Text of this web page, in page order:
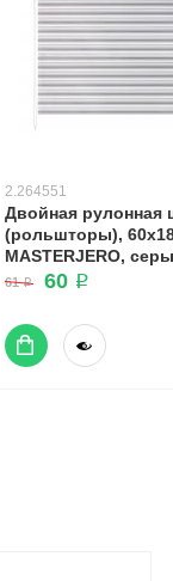
2.264551
Двойная рулонная
(рольшторы),
MASTERJERO,
61 ₽ 60 ₽